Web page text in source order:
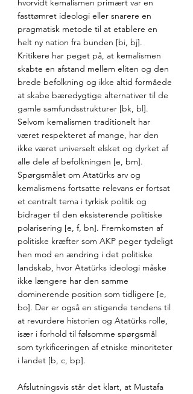
hvorvidt kemalismen primært var en
fasttømret ideologi eller snarere en
pragmatisk metode til at etablere en
helt ny nation fra bunden [bi, bj].
Kritikere har peget på, at kemalismen
skabte en afstand mellem eliten og den
brede befolkning og ikke altid formåede
at skabe bæredygtige alternativer til de
gamle samfundsstrukturer [bk, bl].
Selvom kemalismen traditionelt har
været respekteret af mange, har den
ikke været universelt elsket og dyrket af
alle dele af befolkningen [e, bm].
Spørgsmålet om Atatürks arv og
kemalismens fortsatte relevans er fortsat
et centralt tema i tyrkisk politik og
bidrager til den eksisterende politiske
polarisering [e, f, bn]. Fremkomsten af
politiske kræfter som AKP peger tydeligt
hen mod en ændring i det politiske
landskab, hvor Atatürks ideologi måske
ikke længere har den samme
dominerende position som tidligere [e,
bo]. Der er også en stigende tendens til
at revurdere historien og Atatürks rolle,
især i forhold til følsomme spørgsmål
som tyrkificeringen af etniske minoriteter
i landet [b, c, bp].
Afslutningsvis står det klart, at Mustafa